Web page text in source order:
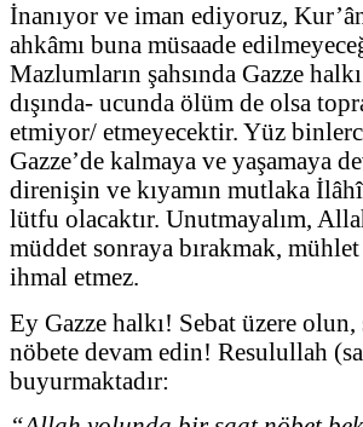
İnanıyor ve iman ediyoruz,
ahkâmı buna müsaade
Mazlumların şahsında Gazze
dışında- ucunda ölüm de olsa
etmiyor/ etmeyecektir. Yüz
Gazze’de kalmaya ve yaşamaya
direnişin ve kıyamın mutlaka
lütfu olacaktır. Unutmayalım,
müddet sonraya bırakmak,
ihmal etmez.
Ey Gazze halkı! Sebat üzere olun,
nöbete devam edin! Resulullah
buyurmaktadır: